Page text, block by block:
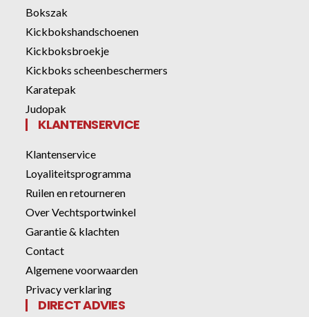
Bokszak
Kickbokshandschoenen
Kickboksbroekje
Kickboks scheenbeschermers
Karatepak
Judopak
KLANTENSERVICE
Klantenservice
Loyaliteitsprogramma
Ruilen en retourneren
Over Vechtsportwinkel
Garantie & klachten
Contact
Algemene voorwaarden
Privacy verklaring
DIRECT ADVIES